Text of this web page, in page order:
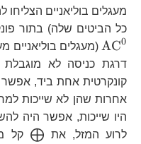
מעגלים בוליאניים
\bigoplus
כל הביטים שלה) בתור
AC0 (מעגלים בוליאניים
דרגת כניסה לא
קונקרטית אחת ביד, אפשר
אחרות שהן לא שייכות
היו שייכות, אפשר היה
לרוע המזל, את ⨁ קל